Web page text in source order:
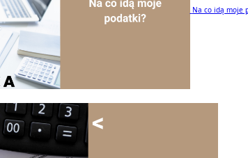
Na co idą moje